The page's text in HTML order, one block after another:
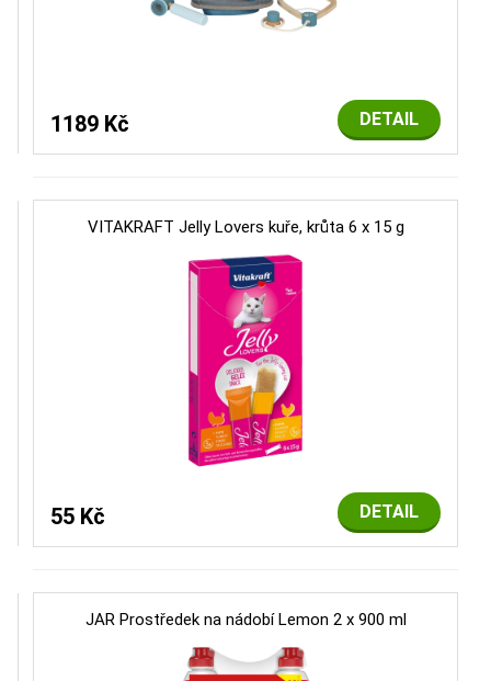
DETAIL
1189 Kč
VITAKRAFT Jelly Lovers kuře, krůta 6 x 15 g
DETAIL
55 Kč
JAR Prostředek na nádobí Lemon 2 x 900 ml